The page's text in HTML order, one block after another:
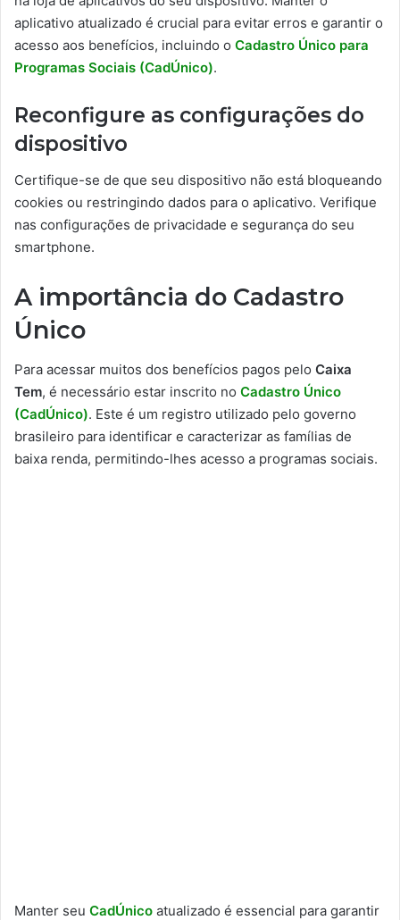
aplicativo atualizado é crucial para evitar erros e garantir o
acesso aos benefícios, incluindo o Cadastro Único para
Programas Sociais (CadÚnico).
Reconfigure as configurações do
dispositivo
Certifique-se de que seu dispositivo não está bloqueando
cookies ou restringindo dados para o aplicativo. Verifique
nas configurações de privacidade e segurança do seu
smartphone.
A importância do Cadastro
Único
Para acessar muitos dos benefícios pagos pelo Caixa
Tem, é necessário estar inscrito no Cadastro Único
(CadÚnico). Este é um registro utilizado pelo governo
brasileiro para identificar e caracterizar as famílias de
baixa renda, permitindo-lhes acesso a programas sociais.
Manter seu CadÚnico atualizado é essencial para garantir